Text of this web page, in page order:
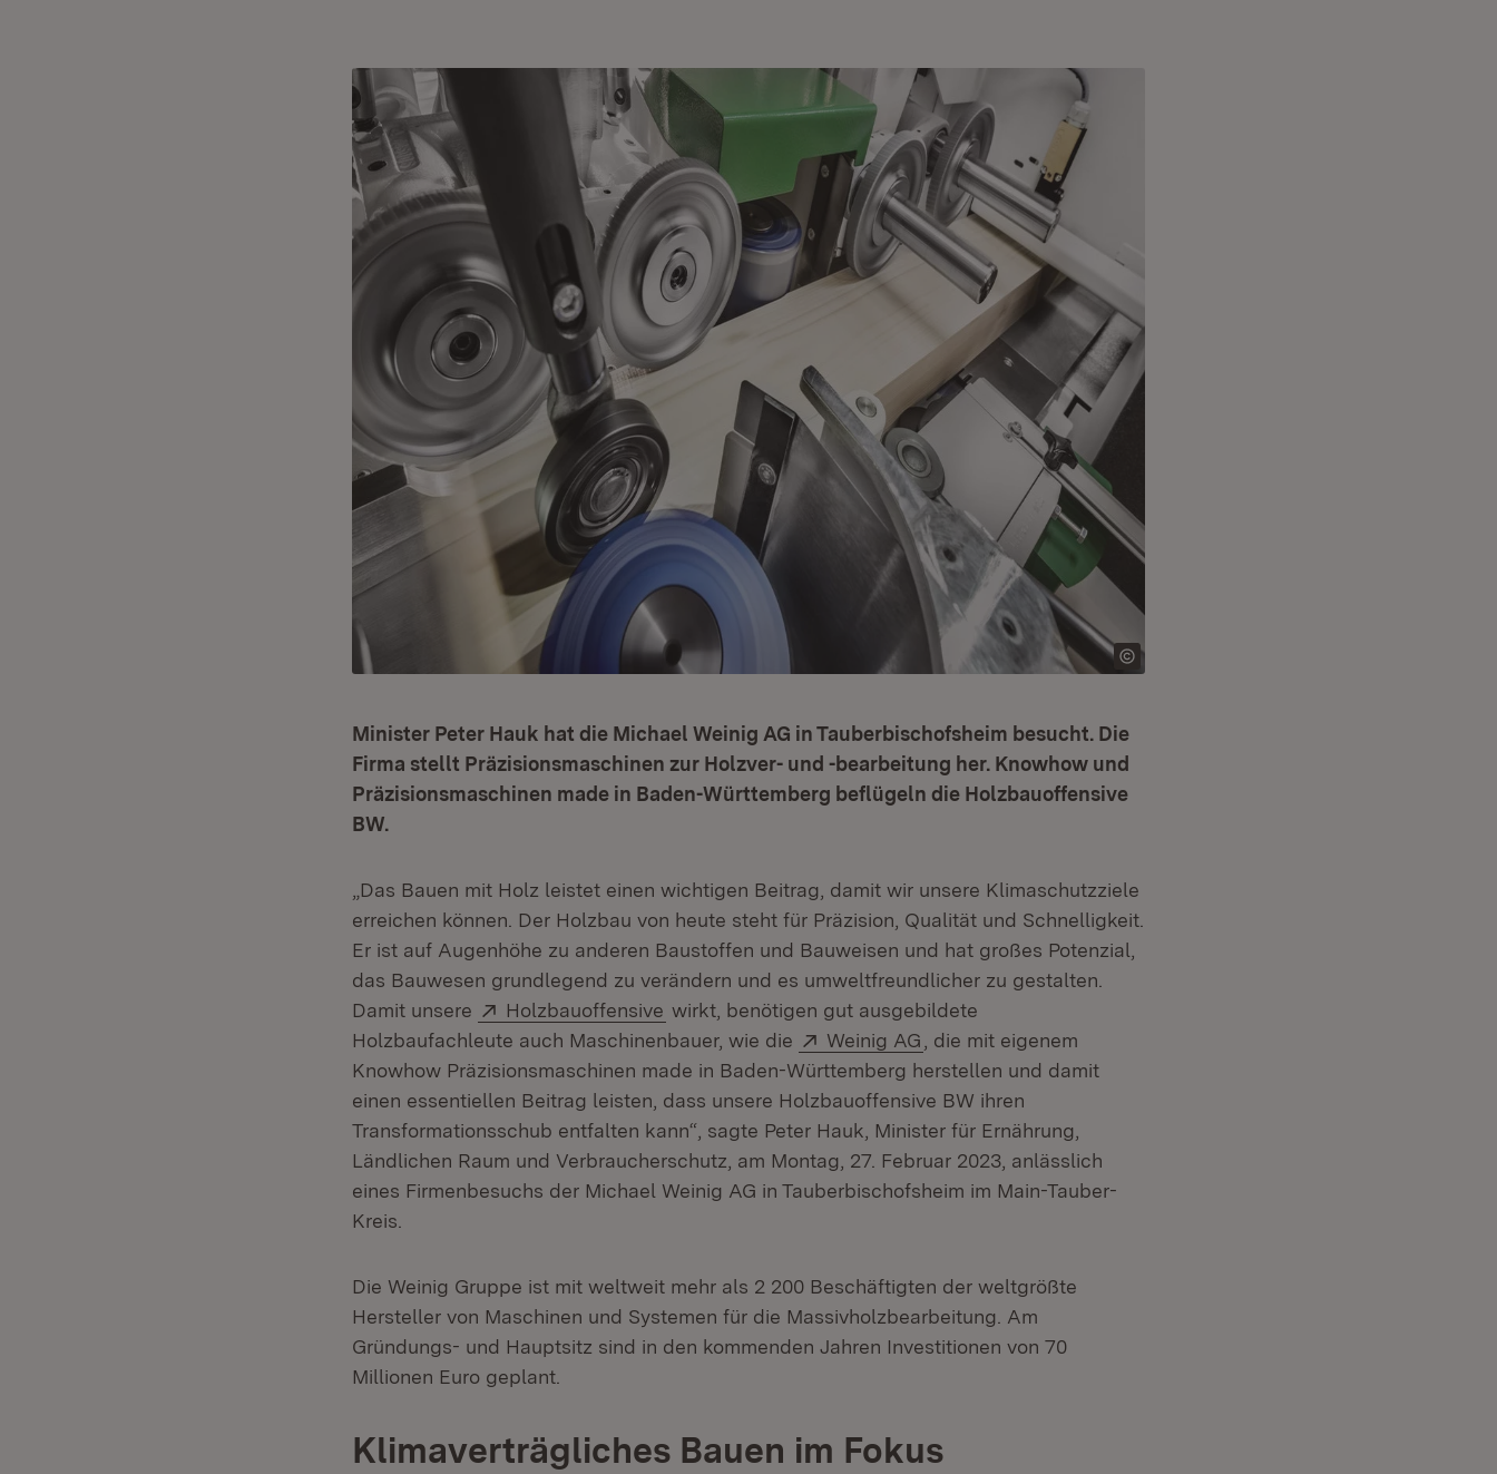
Minister Peter Hauk hat die Michael Weinig AG in Tauberbischofsheim besucht. Die
Firma stellt Präzisionsmaschinen zur Holzver- und -bearbeitung her. Knowhow und
Präzisionsmaschinen made in Baden-Württemberg beflügeln die Holzbauoffensive
BW.
„Das Bauen mit Holz leistet einen wichtigen Beitrag, damit wir unsere Klimaschutzziele
erreichen können. Der Holzbau von heute steht für Präzision, Qualität und Schnelligkeit.
Er ist auf Augenhöhe zu anderen Baustoffen und Bauweisen und hat großes Potenzial,
das Bauwesen grundlegend zu verändern und es umweltfreundlicher zu gestalten.
Damit unsere
Extern:
Holzbauoffensive (Öffnet in neuem Fenster)
wirkt, benötigen gut ausgebildete
Holzbaufachleute auch Maschinenbauer, wie die
Extern:
Weinig AG (Öffnet in neuem Fenster)
, die mit eigenem
Knowhow Präzisionsmaschinen made in Baden-Württemberg herstellen und damit
einen essentiellen Beitrag leisten, dass unsere Holzbauoffensive BW ihren
Transformationsschub entfalten kann“, sagte Peter Hauk, Minister für Ernährung,
Ländlichen Raum und Verbraucherschutz, am Montag, 27. Februar 2023, anlässlich
eines Firmenbesuchs der Michael Weinig AG in Tauberbischofsheim im Main-Tauber-
Kreis.
Die Weinig Gruppe ist mit weltweit mehr als 2 200 Beschäftigten der weltgrößte
Hersteller von Maschinen und Systemen für die Massivholzbearbeitung. Am
Gründungs- und Hauptsitz sind in den kommenden Jahren Investitionen von 70
Millionen Euro geplant.
Klimaverträgliches Bauen im Fokus